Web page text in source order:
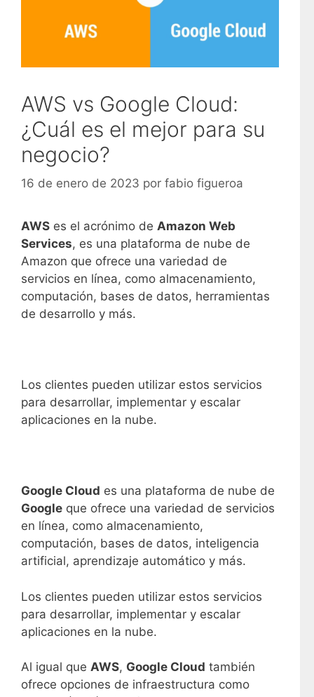
AWS vs Google Cloud:
¿Cuál es el mejor para su
negocio?
16 de enero de 2023 por fabio figueroa
AWS es el acrónimo de Amazon Web
Services, es una plataforma de nube de
Amazon que ofrece una variedad de
servicios en línea, como almacenamiento,
computación, bases de datos, herramientas
de desarrollo y más.
Los clientes pueden utilizar estos servicios
para desarrollar, implementar y escalar
aplicaciones en la nube.
Google Cloud es una plataforma de nube de
Google que ofrece una variedad de servicios
en línea, como almacenamiento,
computación, bases de datos, inteligencia
artificial, aprendizaje automático y más.
Los clientes pueden utilizar estos servicios
para desarrollar, implementar y escalar
aplicaciones en la nube.
Al igual que AWS, Google Cloud también
ofrece opciones de infraestructura como